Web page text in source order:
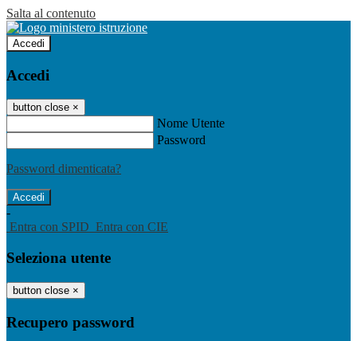
Salta al contenuto
Accedi
Accedi
button close ×
Nome Utente
Password
Password dimenticata?
-
Entra con SPID Entra con CIE
Seleziona utente
button close ×
Recupero password